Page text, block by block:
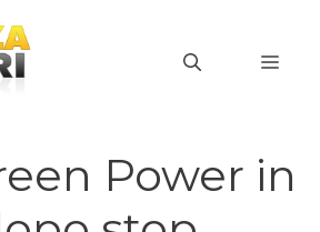
Power in